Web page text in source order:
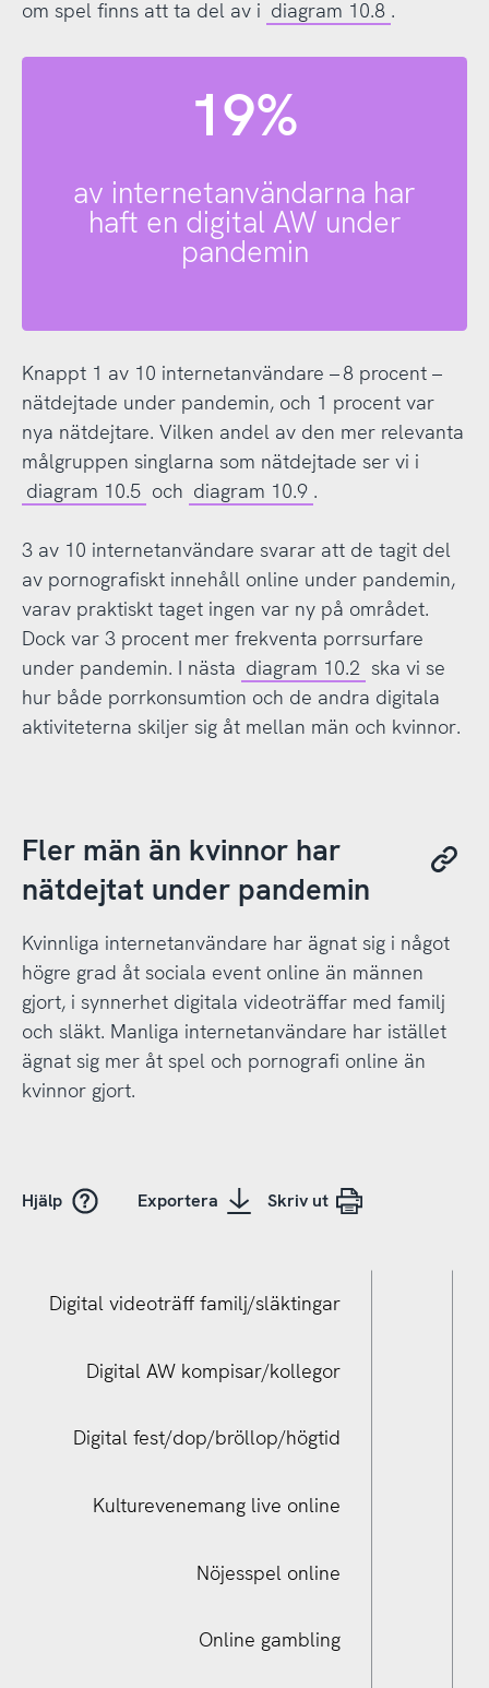
om spel finns att ta del av i diagram 10.8 .
19%
av internetanvändarna har
haft en digital AW under
pandemin
Knappt 1 av 10 internetanvändare – 8 procent –
nätdejtade under pandemin, och 1 procent var
nya nätdejtare. Vilken andel av den mer relevanta
målgruppen singlarna som nätdejtade ser vi i
diagram 10.5 och diagram 10.9 .
3 av 10 internetanvändare svarar att de tagit del
av pornografiskt innehåll online under pandemin,
varav praktiskt taget ingen var ny på området.
Dock var 3 procent mer frekventa porrsurfare
under pandemin. I nästa diagram 10.2 ska vi se
hur både porrkonsumtion och de andra digitala
aktiviteterna skiljer sig åt mellan män och kvinnor.
Fler män än kvinnor har
nätdejtat under pandemin
Kvinnliga internetanvändare har ägnat sig i något
högre grad åt sociala event online än männen
gjort, i synnerhet digitala videoträffar med familj
och släkt. Manliga internetanvändare har istället
ägnat sig mer åt spel och pornografi online än
kvinnor gjort.
Hjälp Exportera Skriv ut
Online gambling
Nöjesspel online
Kulturevenemang live online
Digital fest/dop/bröllop/högtid
Digital AW kompisar/kollegor
Digital videoträff familj/släktingar